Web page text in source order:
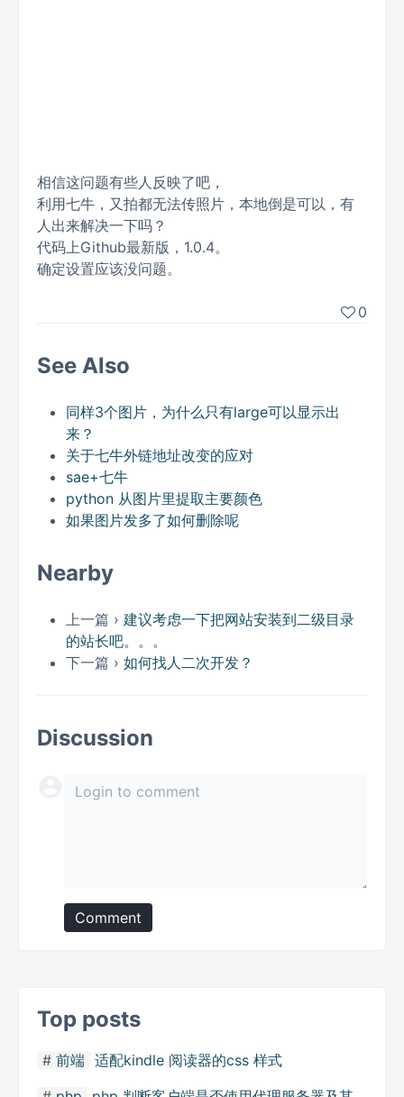
相信这问题有些人反映了吧，
利用七牛，又拍都无法传照片，本地倒是可以，有
人出来解决一下吗？
代码上Github最新版，1.0.4。
确定设置应该没问题。
0
See Also
同样3个图片，为什么只有large可以显示出
来？
关于七牛外链地址改变的应对
sae+七牛
python 从图片里提取主要颜色
如果图片发多了如何删除呢
Nearby
上一篇 › 建议考虑一下把网站安装到二级目录
的站长吧。。。
下一篇 › 如何找人二次开发？
Discussion
Comment
Top posts
前端 适配kindle 阅读器的css 样式